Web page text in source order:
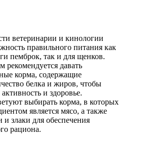
ветеринарии и кинологии
правильного питания как
пемброк, так и для щенков.
рекомендуется давать
корма, содержащие
белка и жиров, чтобы
и здоровье.
выбирать корма, в которых
является мясо, а также
злаки для обеспечения
рациона.